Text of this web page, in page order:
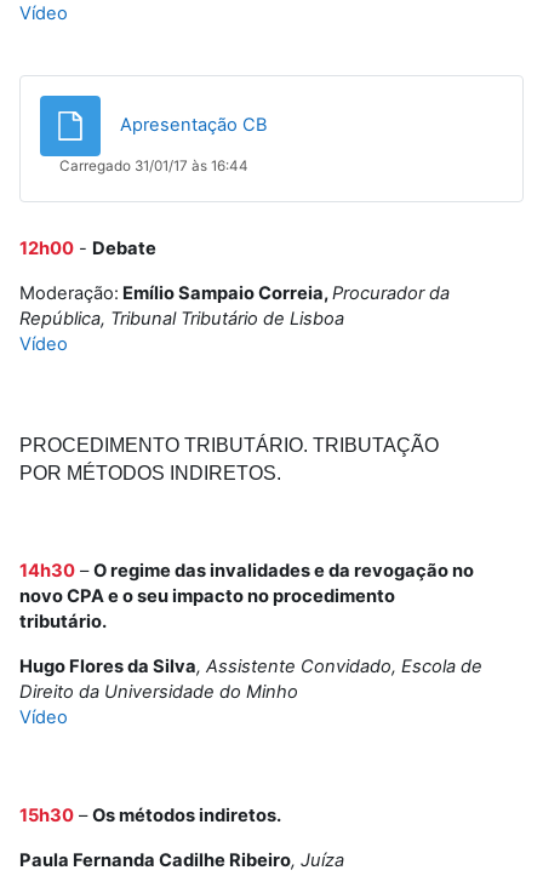
Vídeo
Apresentação CB
Carregado 31/01/17 às 16:44
12h00 - Debate
Moderação: Emílio Sampaio Correia,Procurador da
República, Tribunal Tributário de Lisboa
Vídeo
PROCEDIMENTO TRIBUTÁRIO. TRIBUTAÇÃO
POR MÉTODOS INDIRETOS.
14h30 –O regime das invalidades e da revogação no
novo CPA e o seu impacto no procedimento
tributário.
Hugo Flores da Silva, Assistente Convidado, Escola de
Direito da Universidade do Minho
Vídeo
15h30 –Os métodos indiretos.
Paula Fernanda Cadilhe Ribeiro, Juíza